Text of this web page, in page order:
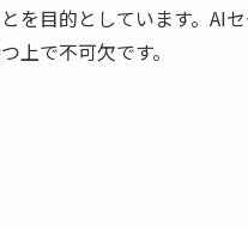
を目的としています。AI
上で不可欠です。